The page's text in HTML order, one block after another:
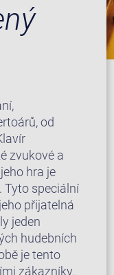
od
zvukové a
hra je
Tyto speciální
přijatelná
jeden
hudebních
je tento
zákazníky.